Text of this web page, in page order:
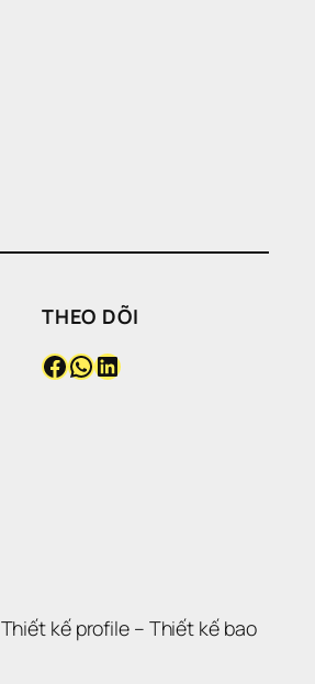
THEO DÕI
Facebook WhatsApp LinkedIn
Thiết kế profile – Thiết kế bao